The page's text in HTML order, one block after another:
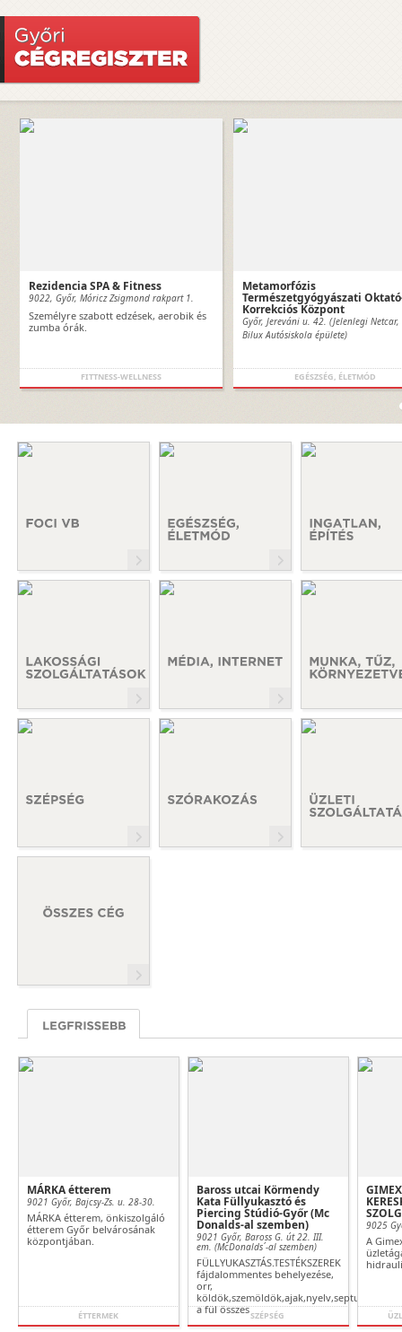
Rezidencia SPA & Fitness
9022, Győr, Móricz Zsigmond rakpart 1.
Személyre szabott edzések, aerobik és
zumba órák.
FITTNESS-WELLNESS
Metamorfózis
Természetgyógyászati
Korrekciós Központ
Győr, Jereváni u. 42. (Jelenlegi
Bilux Autósiskola épülete)
EGÉSZSÉG, ÉLETMÓD
MÁRKA étterem
9021 Győr, Bajcsy-Zs. u. 28-30.
MÁRKA étterem, önkiszolgáló
étterem Győr belvárosának
központjában.
ÉTTERMEK
Baross utcai Körmendy
Kata Füllyukasztó és
Piercing Stúdió-Győr (Mc
Donalds-al szemben)
9021 Győr, Baross G. út 22. III.
em. (McDonalds´-al szemben)
FÜLLYUKASZTÁS.TESTÉKSZEREK
fájdalommentes behelyezése,
orr,
a fül összesSZÉPSÉG
9025
A